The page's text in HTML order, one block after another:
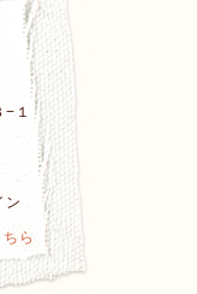
１
ン
ら